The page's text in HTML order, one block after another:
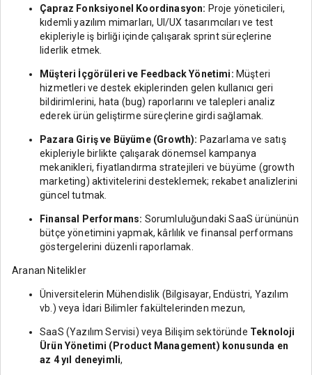
Çapraz Fonksiyonel Koordinasyon: Proje yöneticileri,
kıdemli yazılım mimarları, UI/UX tasarımcıları ve test
ekipleriyle iş birliği içinde çalışarak sprint süreçlerine
liderlik etmek.
Müşteri İçgörüleri ve Feedback Yönetimi: Müşteri
hizmetleri ve destek ekiplerinden gelen kullanıcı geri
bildirimlerini, hata (bug) raporlarını ve talepleri analiz
ederek ürün geliştirme süreçlerine girdi sağlamak.
Pazara Giriş ve Büyüme (Growth): Pazarlama ve satış
ekipleriyle birlikte çalışarak dönemsel kampanya
mekanikleri, fiyatlandırma stratejileri ve büyüme (growth
marketing) aktivitelerini desteklemek; rekabet analizlerini
güncel tutmak.
Finansal Performans: Sorumluluğundaki SaaS ürününün
bütçe yönetimini yapmak, kârlılık ve finansal performans
göstergelerini düzenli raporlamak.
Aranan Nitelikler
Üniversitelerin Mühendislik (Bilgisayar, Endüstri, Yazılım
vb.) veya İdari Bilimler fakültelerinden mezun,
SaaS (Yazılım Servisi) veya Bilişim sektöründe Teknoloji
Ürün Yönetimi (Product Management) konusunda en
az 4 yıl deneyimli,